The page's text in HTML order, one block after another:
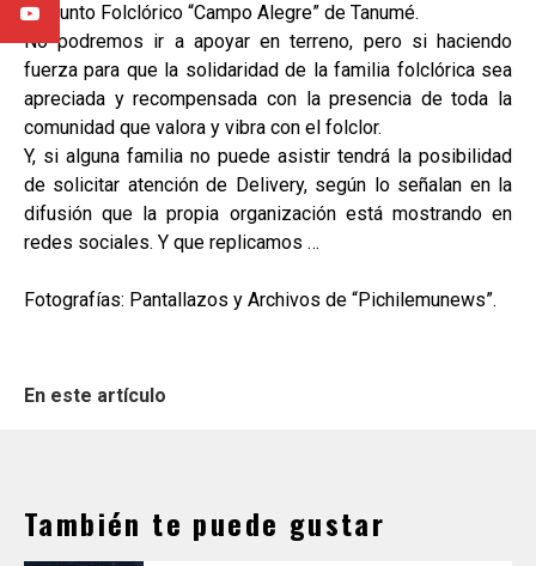
Conjunto Folclórico “Campo Alegre” de Tanumé.
No podremos ir a apoyar en terreno, pero si haciendo
fuerza para que la solidaridad de la familia folclórica sea
apreciada y recompensada con la presencia de toda la
comunidad que valora y vibra con el folclor.
Y, si alguna familia no puede asistir tendrá la posibilidad
de solicitar atención de Delivery, según lo señalan en la
difusión que la propia organización está mostrando en
redes sociales. Y que replicamos …
Fotografías: Pantallazos y Archivos de “Pichilemunews”.
En este artículo
También te puede gustar